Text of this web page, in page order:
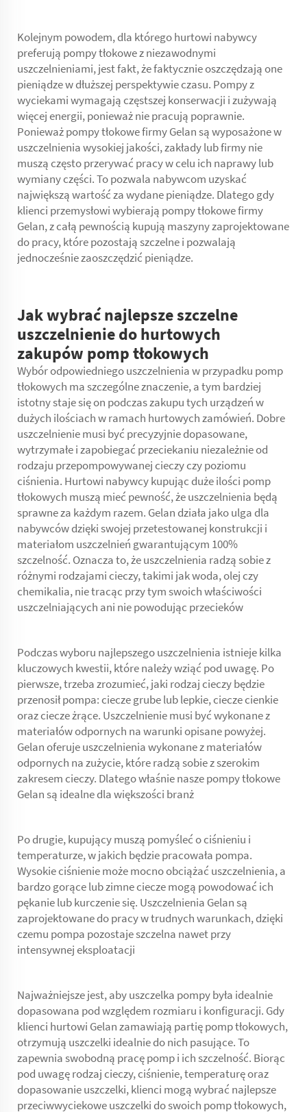
Kolejnym powodem, dla którego hurtowi nabywcy
preferują pompy tłokowe z niezawodnymi
uszczelnieniami, jest fakt, że faktycznie oszczędzają one
pieniądze w dłuższej perspektywie czasu. Pompy z
wyciekami wymagają częstszej konserwacji i zużywają
więcej energii, ponieważ nie pracują poprawnie.
Ponieważ pompy tłokowe firmy Gelan są wyposażone w
uszczelnienia wysokiej jakości, zakłady lub firmy nie
muszą często przerywać pracy w celu ich naprawy lub
wymiany części. To pozwala nabywcom uzyskać
największą wartość za wydane pieniądze. Dlatego gdy
klienci przemysłowi wybierają pompy tłokowe firmy
Gelan, z całą pewnością kupują maszyny zaprojektowane
do pracy, które pozostają szczelne i pozwalają
jednocześnie zaoszczędzić pieniądze.
Jak wybrać najlepsze szczelne
uszczelnienie do hurtowych
zakupów pomp tłokowych
Wybór odpowiedniego uszczelnienia w przypadku pomp
tłokowych ma szczególne znaczenie, a tym bardziej
istotny staje się on podczas zakupu tych urządzeń w
dużych ilościach w ramach hurtowych zamówień. Dobre
uszczelnienie musi być precyzyjnie dopasowane,
wytrzymałe i zapobiegać przeciekaniu niezależnie od
rodzaju przepompowywanej cieczy czy poziomu
ciśnienia. Hurtowi nabywcy kupując duże ilości pomp
tłokowych muszą mieć pewność, że uszczelnienia będą
sprawne za każdym razem. Gelan działa jako ulga dla
nabywców dzięki swojej przetestowanej konstrukcji i
materiałom uszczelnień gwarantującym 100%
szczelność. Oznacza to, że uszczelnienia radzą sobie z
różnymi rodzajami cieczy, takimi jak woda, olej czy
chemikalia, nie tracąc przy tym swoich właściwości
uszczelniających ani nie powodując przecieków
Podczas wyboru najlepszego uszczelnienia istnieje kilka
kluczowych kwestii, które należy wziąć pod uwagę. Po
pierwsze, trzeba zrozumieć, jaki rodzaj cieczy będzie
przenosił pompa: ciecze grube lub lepkie, ciecze cienkie
oraz ciecze żrące. Uszczelnienie musi być wykonane z
materiałów odpornych na warunki opisane powyżej.
Gelan oferuje uszczelnienia wykonane z materiałów
odpornych na zużycie, które radzą sobie z szerokim
zakresem cieczy. Dlatego właśnie nasze pompy tłokowe
Gelan są idealne dla większości branż
Po drugie, kupujący muszą pomyśleć o ciśnieniu i
temperaturze, w jakich będzie pracowała pompa.
Wysokie ciśnienie może mocno obciążać uszczelnienia, a
bardzo gorące lub zimne ciecze mogą powodować ich
pękanie lub kurczenie się. Uszczelnienia Gelan są
zaprojektowane do pracy w trudnych warunkach, dzięki
czemu pompa pozostaje szczelna nawet przy
intensywnej eksploatacji
Najważniejsze jest, aby uszczelka pompy była idealnie
dopasowana pod względem rozmiaru i konfiguracji. Gdy
klienci hurtowi Gelan zamawiają partię pomp tłokowych,
otrzymują uszczelki idealnie do nich pasujące. To
zapewnia swobodną pracę pomp i ich szczelność. Biorąc
pod uwagę rodzaj cieczy, ciśnienie, temperaturę oraz
dopasowanie uszczelki, klienci mogą wybrać najlepsze
przeciwwyciekowe uszczelki do swoich pomp tłokowych,